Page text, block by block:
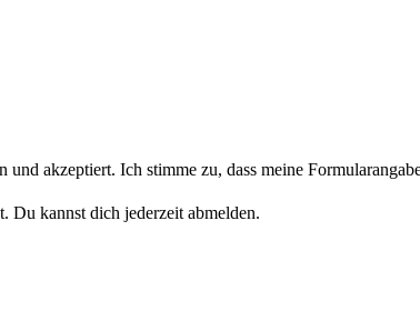
und akzeptiert. Ich stimme zu, dass meine
Du kannst dich jederzeit abmelden.